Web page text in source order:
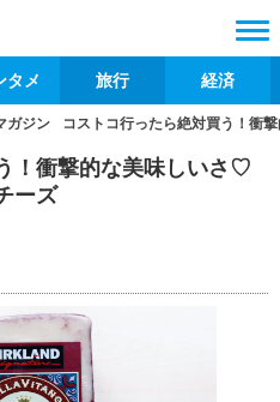
タメ 旅行 経済
ガジン コストコ行ったら絶対買う！衝
！衝撃的な美味しいさ♡
ーズ